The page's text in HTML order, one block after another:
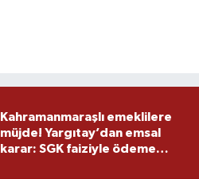
Kahramanmaraşlı emeklilere
müjde! Yargıtay’dan emsal
karar: SGK faiziyle ödeme